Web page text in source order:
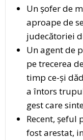
Un șofer de
aproape de
judecătoriei
Un agent de
pe trecerea
timp ce-și
a întors
gest care
Recent,
fost arestat,